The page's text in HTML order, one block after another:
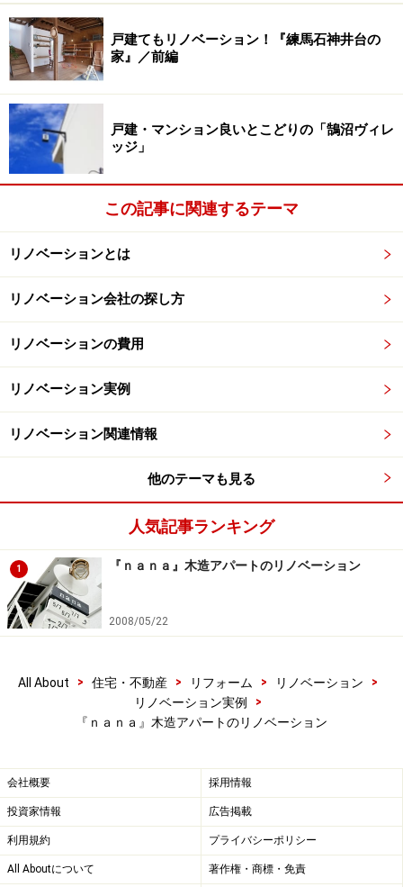
外装だけでなく細かいディテールまでに、コンセプトの
イメージが一貫して表現されています。
次のページでは、この物件に散りばめられたココロをく
すぐる可愛らしいデザインをご紹介します。
※記事内容は執筆時点のものです。最新の内容をご確認くださ
戸建てもリノベーション！『練馬石神井台の
家』／前編
戸建・マンション良いとこどりの「鵠沼ヴィレ
ッジ」
この記事に関連するテーマ
リノベーションとは
リノベーション会社の探し方
リノベーションの費用
リノベーション実例
リノベーション関連情報
他のテーマも見る
人気記事ランキング
1 『ｎａｎａ』木造アパートのリノベーション
2008/05/22
All About > 住宅・不動産 > リフォーム > リノベーション
>
リノベーション実例
>
『ｎａｎａ』木造アパートのリノベーション
会社概要 採用情報
投資家情報 広告掲載
利用規約 プライバシーポリシー
All Aboutについて 著作権・商標・免責